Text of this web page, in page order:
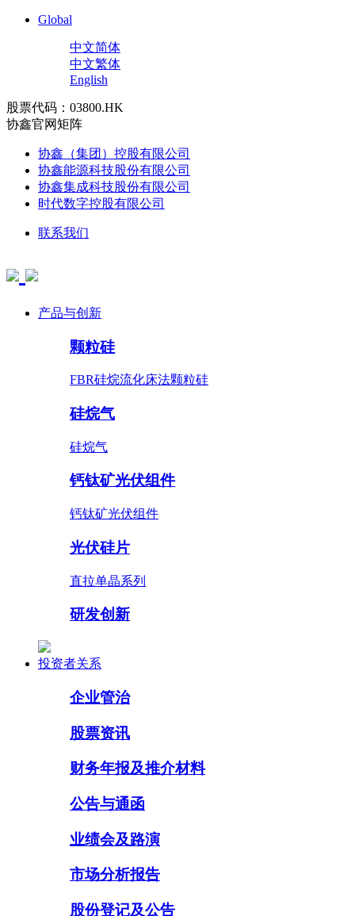
Global
中文简体
中文繁体
English
股票代码：03800.HK
协鑫官网矩阵
协鑫（集团）控股有限公司
协鑫能源科技股份有限公司
协鑫集成科技股份有限公司
时代数字控股有限公司
联系我们
产品与创新
颗粒硅
FBR硅烷流化床法颗粒硅
硅烷气
硅烷气
钙钛矿光伏组件
钙钛矿光伏组件
光伏硅片
直拉单晶系列
研发创新
投资者关系
企业管治
股票资讯
财务年报及推介材料
公告与通函
业绩会及路演
市场分析报告
股份登记及公告